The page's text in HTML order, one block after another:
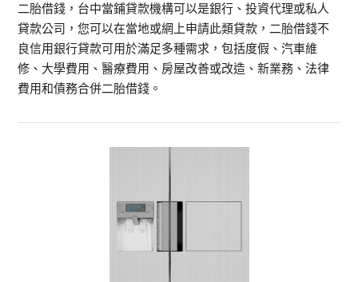
二胎借錢，台中當鋪貸款機構可以是銀行、投資代理或私人
貸款公司，您可以在當地或網上申請此類貸款，二胎借錢不
良信用銀行貸款可用於滿足多種需求，包括度假、汽車維
修、大學費用、醫療費用、房屋改善或改造、新業務、法律
費用和債務合併二胎借錢。